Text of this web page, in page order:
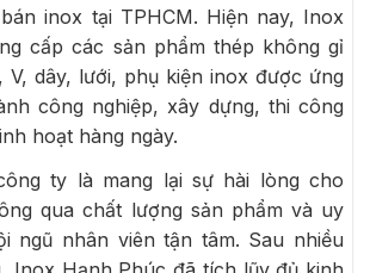
inox tại TPHCM. Hiện nay, Inox
cấp các sản phẩm thép không gỉ
V, dây, lưới, phụ kiện inox được ứng
công nghiệp, xây dựng, thi công
hoạt hàng ngày.
ty là mang lại sự hài lòng cho
qua chất lượng sản phẩm và uy
ngũ nhân viên tận tâm. Sau nhiều